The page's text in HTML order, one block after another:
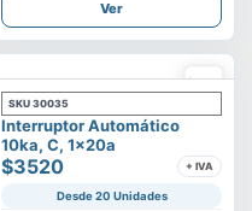
Ver
SKU 30035
Interruptor Automático
10ka, C, 1x20a
$3520 + IVA
Desde 20 Unidades